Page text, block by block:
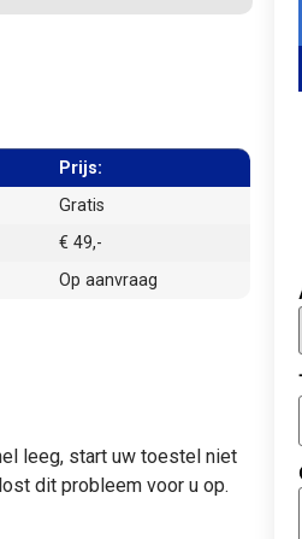
Prijs:
Gratis
€ 49,-
Op aanvraag
leeg, start uw toestel niet
dit probleem voor u op.